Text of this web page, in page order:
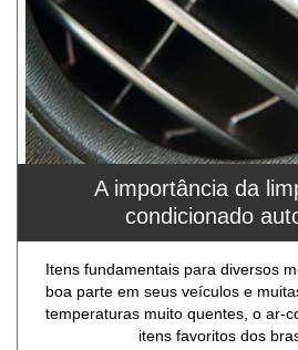
A importância da
condicionado
Itens fundamentais para diversos
boa parte em seus veículos e
temperaturas muito quentes, o ar-
itens favoritos dos